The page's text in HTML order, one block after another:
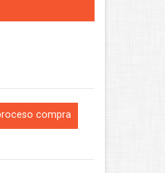
compra